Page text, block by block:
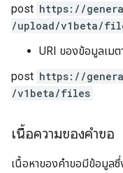
post https: / /
/upload/v1beta/
URI ของข้อมูลเมต
post https: / /
/v1beta/files
เนื้อความของคำขอ
เนื้อหาของคำขอมีข้อมูล